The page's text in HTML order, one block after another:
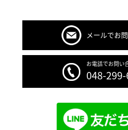
メールでお
お電話でお問い
048-